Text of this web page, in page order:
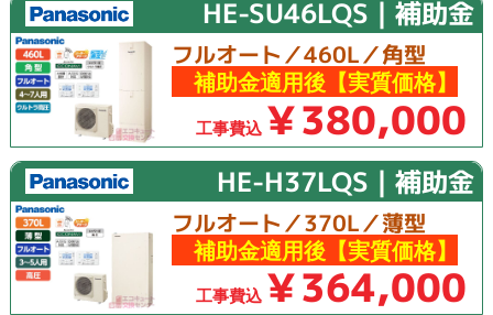
HE-SU46LQS｜補助金
フルオート／460L／角型
補助金適用後【実質価格】
工事費込 ￥380,000
HE-H37LQS｜補助金
フルオート／370L／薄型
補助金適用後【実質価格】
工事費込 ￥364,000